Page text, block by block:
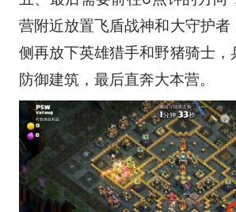
营附近放置飞盾战神和大守护者
侧再放下英雄猎手和野猪骑士，
防御建筑，最后直奔大本营。